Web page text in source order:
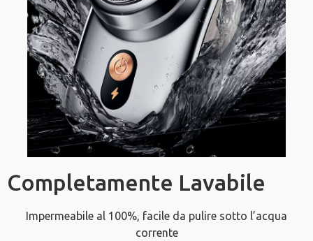
Completamente Lavabile
Impermeabile al 100%, facile da pulire sotto l’acqua
corrente